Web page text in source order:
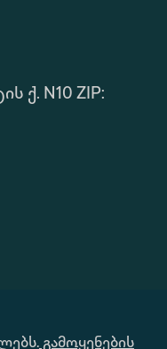
გამოყენების
ქ. N10 ZIP: